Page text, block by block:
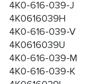
4K0-616-039-J
4K0616039H
4K0-616-039-V
4K0616039U
4K0-616-039-M
4K0-616-039-K